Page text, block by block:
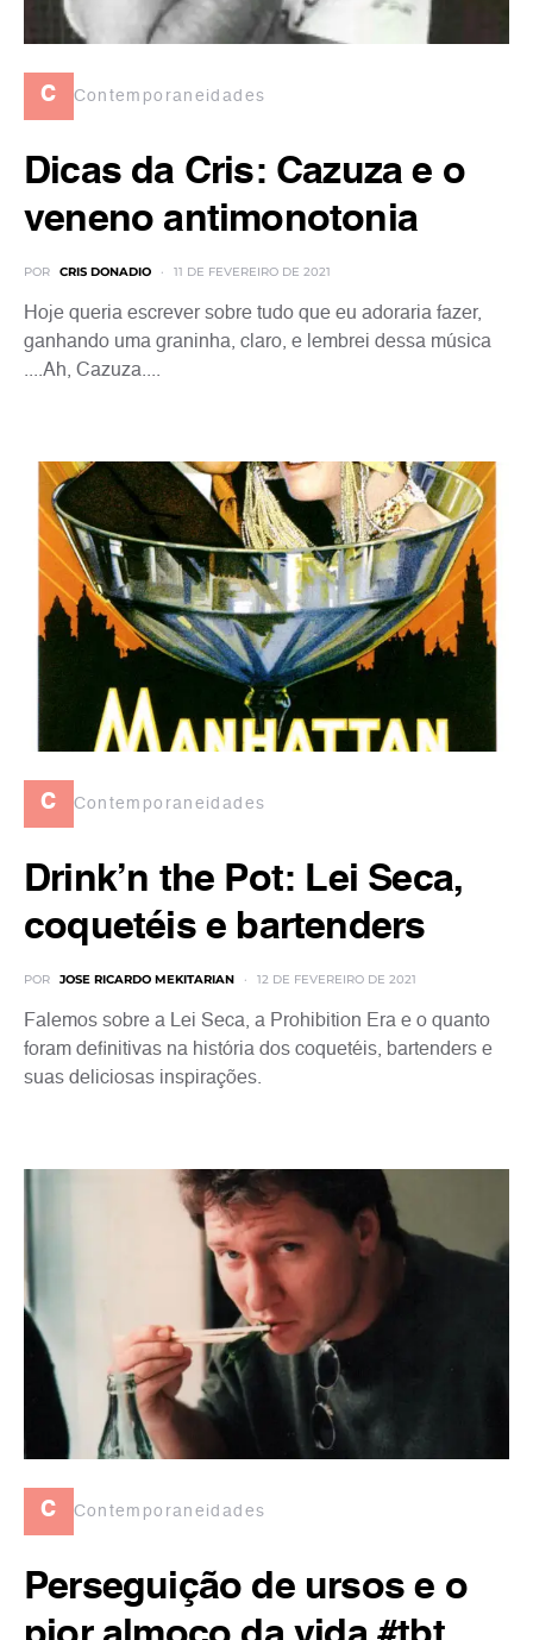
c Contemporaneidades
Dicas da Cris: Cazuza e o
veneno antimonotonia
POR CRIS DONADIO 11 DE FEVEREIRO DE 2021
Hoje queria escrever sobre tudo que eu adoraria fazer,
ganhando uma graninha, claro, e lembrei dessa música
....Ah, Cazuza....
c Contemporaneidades
Drink’n the Pot: Lei Seca,
coquetéis e bartenders
POR JOSE RICARDO MEKITARIAN 12 DE FEVEREIRO DE 2021
Falemos sobre a Lei Seca, a Prohibition Era e o quanto
foram definitivas na história dos coquetéis, bartenders e
suas deliciosas inspirações.
c Contemporaneidades
Perseguição de ursos e o